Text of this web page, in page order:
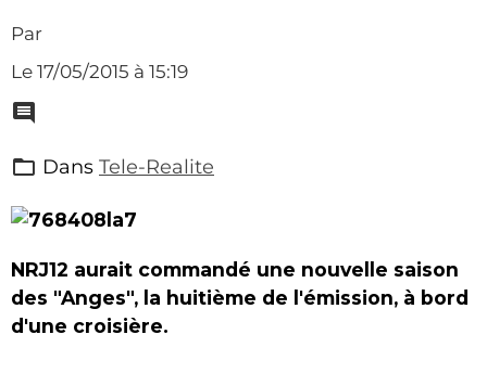
Par
Le 17/05/2015 à 15:19
Dans Tele-Realite
NRJ12 aurait commandé une nouvelle saison
des "Anges", la huitième de l'émission, à bord
d'une croisière.